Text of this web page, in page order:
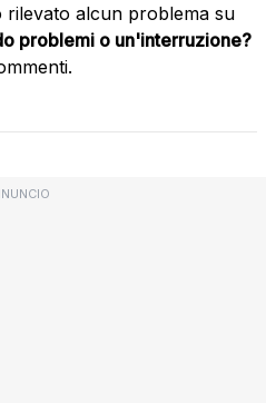
alcun problema su
problemi o un'interruzione?